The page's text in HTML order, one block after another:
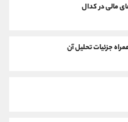
مالی در کدال
جزئیات تحلیل آن